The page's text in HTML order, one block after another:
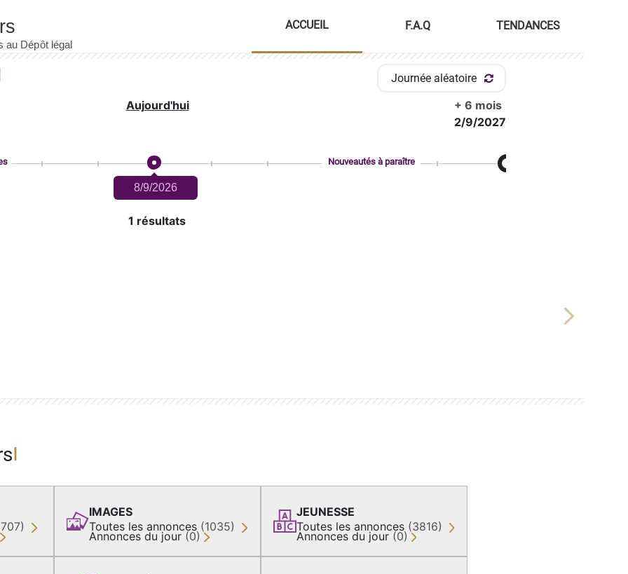
ACCUEIL F.A.Q TENDANCES
Journée aléatoire
Aujourd'hui
+ 6 mois
2/9/2027
8/9/2026
Nouveautés à paraître
1 résultats
Next
IMAGES
Toutes les annonces (1035)
Annonces du jour (0)
JEUNESSE
Toutes les annonces (3816)
Annonces du jour (0)